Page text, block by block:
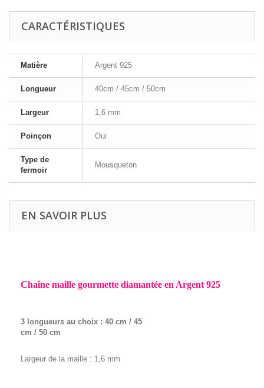
CARACTÉRISTIQUES
Matière Argent 925
Longueur 40cm / 45cm / 50cm
Largeur 1,6 mm
Poinçon Oui
Type de
fermoir
Mousqueton
EN SAVOIR PLUS
Chaîne maille gourmette diamantée en Argent 925
3 longueurs au choix : 40 cm / 45
cm / 50 cm
Largeur de la maille : 1,6 mm